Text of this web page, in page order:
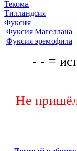
Текома
Тилландсия
Фуксия
Фуксия Магеллана
Фуксия эремофила
- - =
Не